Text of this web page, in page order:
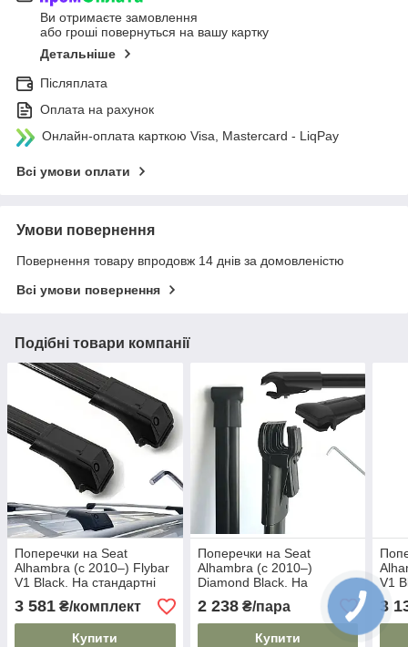
Ви отримаєте замовлення
або гроші повернуться на вашу картку
Детальніше
Післяплата
Оплата на рахунок
Онлайн-оплата карткою Visa, Mastercard - LiqPay
Всі умови оплати
Умови повернення
Повернення товару впродовж 14 днів за домовленістю
Всі умови повернення
Подібні товари компанії
Поперечки на Seat
Alhambra (c 2010–) Flybar
V1 Black. На стандартні
рейлінги. Без замка. Чорні
3 581 ₴/комплект
Купити
Поперечки на Seat
Alhambra (c 2010–)
Diamond Black. На
стандартні рейлінги. Чорні
2 238₴/пара
Купити
V1
3